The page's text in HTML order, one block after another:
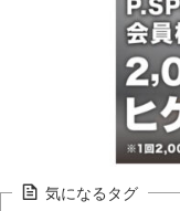
気になるタグ